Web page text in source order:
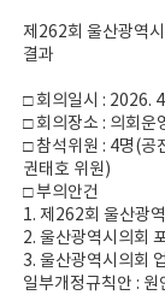
제262회 울산광역
결과
□ 회의일시 : 2026.
□ 회의장소 : 의회운
□ 참석위원 : 4명(공
권태호 위원)
□ 부의안건
1. 제262회 울산광
2. 울산광역시의회
3. 울산광역시의회
일부개정규칙안 : 원